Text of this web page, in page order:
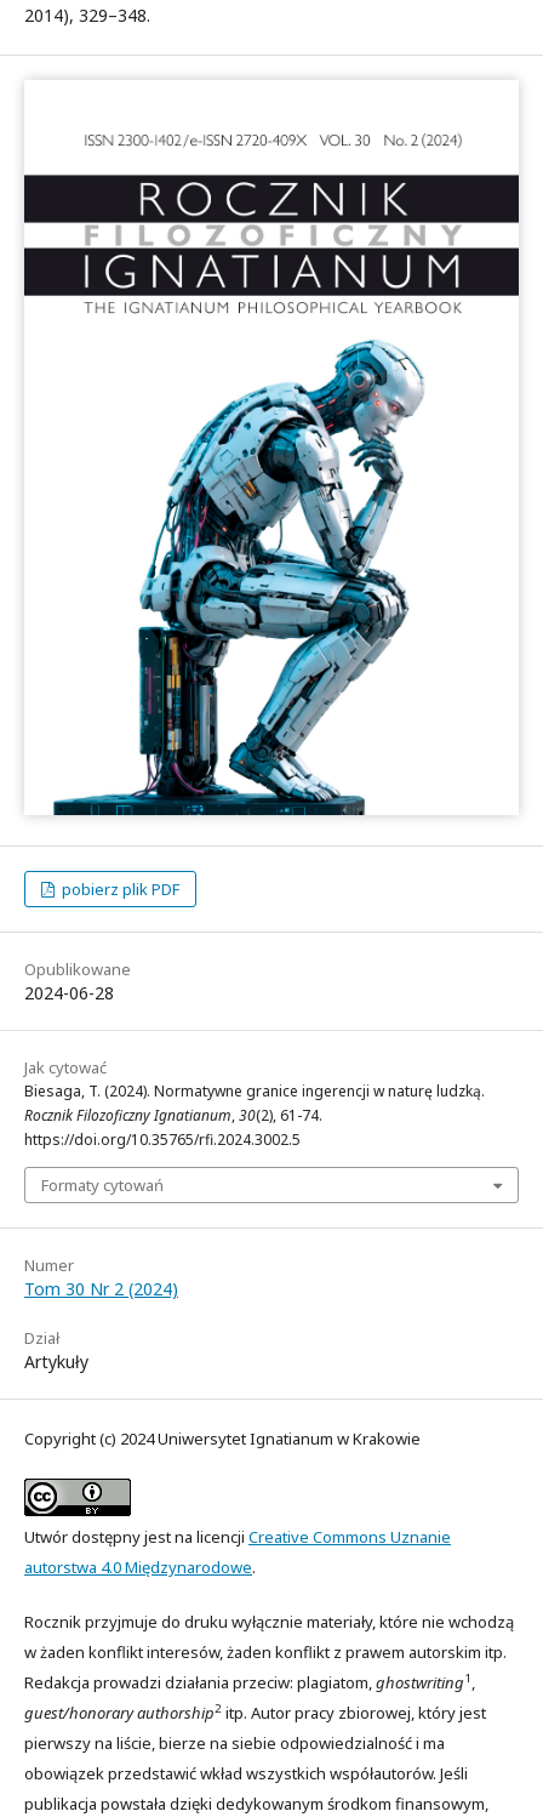
2014), 329–348.
pobierz plik PDF
Opublikowane
2024-06-28
Jak cytować
Biesaga, T. (2024). Normatywne granice ingerencji w naturę ludzką.
Rocznik Filozoficzny Ignatianum,30(2), 61-74.
https://doi.org/10.35765/rfi.2024.3002.5
Formaty cytowań
Numer
Tom 30 Nr 2 (2024)
Dział
Artykuły
Copyright (c) 2024 Uniwersytet Ignatianum w Krakowie
Utwór dostępny jest na licencji Creative Commons Uznanie
autorstwa 4.0 Międzynarodowe.
Rocznik przyjmuje do druku wyłącznie materiały, które nie wchodzą
w żaden konflikt interesów, żaden konflikt z prawem autorskim itp.
Redakcja prowadzi działania przeciw: plagiatom,ghostwriting1 ,
guest/honorary authorship2 itp. Autor pracy zbiorowej, który jest
pierwszy na liście, bierze na siebie odpowiedzialność i ma
obowiązek przedstawić wkład wszystkich współautorów. Jeśli
publikacja powstała dzięki dedykowanym środkom finansowym,